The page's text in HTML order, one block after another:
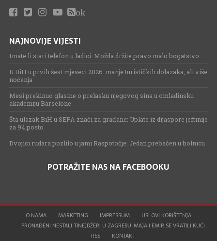
ok
NAJNOVIJE VIJESTI
Imate li stari telefon u ladici: Možda držite pravo malo bogatstvo
U BiH u prvih šest mjeseci 2026. manje turističkih dolazaka, ali više
noćenja
Mesi prekinuo glasine o prelasku njegovog sina u omladinsku
akademiju Barselone
Šta ulazak BiH u SEPA znači za građane: Uplate iz dijaspore jeftinije
za 94 posto
Dvojici rudara pozlilo u jami Raspotočje: Jedan prebačen u bolnicu
POTRAŽITE NAS NA FACEBOOKU
O NAMA MARKETING IMPRESSUM
USLOVI KORIŠTENJA
PRONAĐENI NESTALI TINEJDŽERI U ZAGREBU: MAJA I EMIR SE VRATILI KUĆI
RSS
KONTAKT